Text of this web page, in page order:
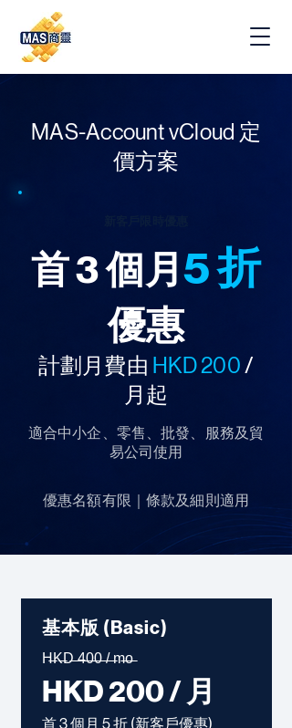
MAS-Account vCloud 定
價方案
首 3 個月5 折
優惠
計劃月費由 HKD 200 /
月起
適合中小企、零售、批發、服務及貿
易公司使用
優惠名額有限｜條款及細則適用
基本版 (Basic)
H̶K̶D̶ ̶4̶0̶0̶ ̶/̶ ̶m̶o̶
HKD 200 / 月
首 3 個月 5 折 (新客戶優惠)